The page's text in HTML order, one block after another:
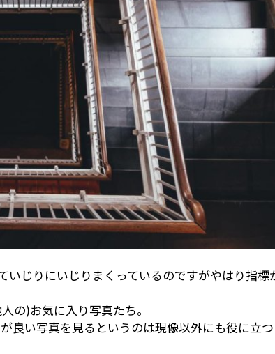
じりにいじりまくっているのですがやはり指標
の)お気に入り写真たち。
良い写真を見るというのは現像以外にも役に立つ